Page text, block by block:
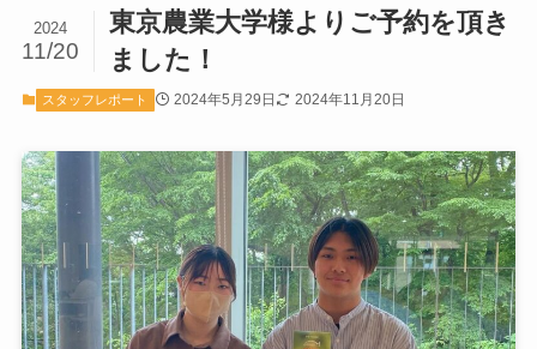
東京農業大学様よりご予約を頂き
ました！
2024
11/20
スタッフレポート 2024年5月29日 2024年11月20日